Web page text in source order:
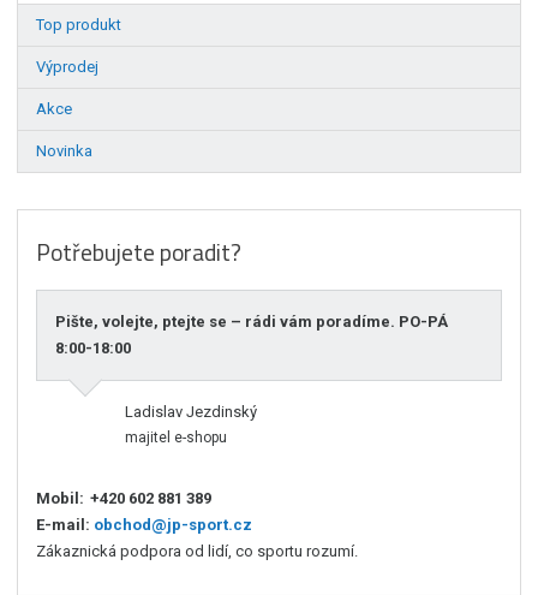
Top produkt
Výprodej
Akce
Novinka
Potřebujete poradit?
Pište, volejte, ptejte se – rádi vám poradíme. PO-PÁ
8:00-18:00
Ladislav Jezdinský
majitel e-shopu
Mobil: +420 602 881 389
E-mail: obchod@jp-sport.cz
Zákaznická podpora od lidí, co sportu rozumí.